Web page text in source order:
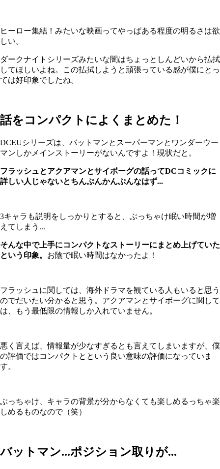
ヒーロー集結！みたいな映画ってやっぱある程度の明るさは欲
しい。
ダークナイトシリーズみたいな闇はちょっとしんどいから払拭
してほしいよね。この払拭しようと頑張っている感が僕にとっ
ては好印象でしたね。
話をコンパクトによくまとめた！
DCEUシリーズは、バットマンとスーパーマンとワンダーウー
マンしかメインストーリーがないんですよ！現状だと。
フラッシュとアクアマンとサイボーグの話ってDCコミックに
詳しい人じゃないとちんぷんかんぷんなはず...
3キャラも説明をしっかりとすると、ぶっちゃけ眠い時間が増
えてしまう...
そんな中で上手にコンパクトなストーリーにまとめ上げていた
という印象。 お陰で眠い時間はなかったよ！
フラッシュに関しては、海外ドラマを観ている人もいると思う
のでだいたい分かると思う。アクアマンとサイボーグに関して
は、もう最低限の情報しか入れていません。
悪く言えば、情報量が少なすぎるとも言えてしまいますが、僕
の評価ではコンパクトとという良い意味の評価になっていま
す。
ぶっちゃけ、キャラの背景が分からなくても楽しめるっちゃ楽
しめるものなので（笑）
バットマン...ポジション取りが...